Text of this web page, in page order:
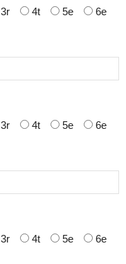
3r 4t 5e 6e
3r 4t 5e 6e
3r 4t 5e 6e